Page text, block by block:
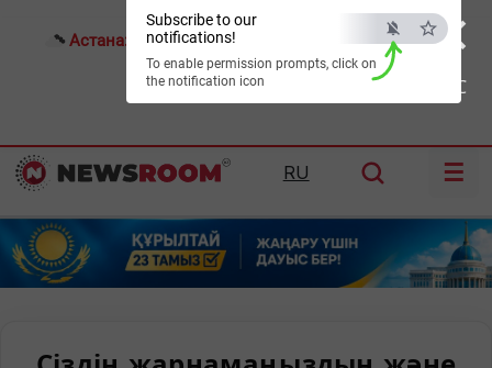
×
ESC
Subscribe to our
notifications!
To enable permission prompts, click on
the notification icon
Астана: 27°C Алматы: Шымкент:36°C
RU ☰